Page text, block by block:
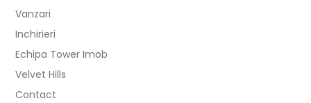
Vanzari
Inchirieri
Echipa Tower Imob
Velvet Hills
Contact